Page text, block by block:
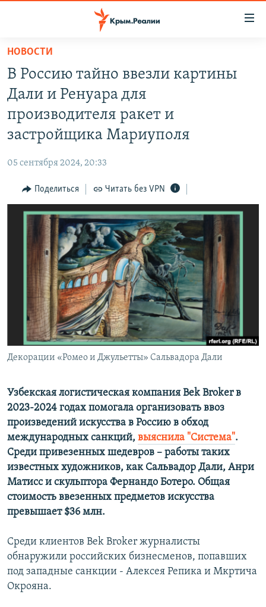
Вернуться
основному
содержанию
главной
Вернутся
поиску
КАРТА ВОЕННЫХ ОБЪЕКТОВ КРЫМА
ИНТЕРАКТИВ
ИНФОГРАФИКА
ТЕЛЕПРОЕКТ КРЫМ.РЕАЛИИ
СОВЕТЫ ПРАВОЗАЩИТНИКОВ
ПРОПАВШИЕ БЕЗ ВЕСТИ
ПОБЕДИТЕЛЕЙ НЕ СУДЯТ?
КРЫМ.НЕПОКОРЕННЫЙ
ELIFBE
УКРАИНСКАЯ ПРОБЛЕМА КРЫМА
РАДІО СВОБОДА
КАК ОБОЙТИ БЛОКИРОВКУ
Українською
Qırımtatar
ПРИСОЕДИНЯЙТЕСЬ!
Все сайты RFE/RL
НОВОСТИ
В Россию тайно ввезли картины
Дали и Ренуара для
производителя ракет и
застройщика Мариуполя
05 сентября 2024, 20:33
Поделиться Читать без VPN
Декорации «Ромео и Джульетты» Сальвадора Дали
Узбекская логистическая компания Bek Broker в
2023-2024 годах помогала организовать ввоз
произведений искусства в Россию в обход
международных санкций, выяснила "Система".
Среди привезенных шедевров – работы таких
известных художников, как Сальвадор Дали, Анри
Матисс и скульптора Фернандо Ботеро. Общая
стоимость ввезенных предметов искусства
превышает $36 млн.
Среди клиентов Bek Broker журналисты
обнаружили российских бизнесменов, попавших
под западные санкции - Алексея Репика и Мкртича
Окрояна.